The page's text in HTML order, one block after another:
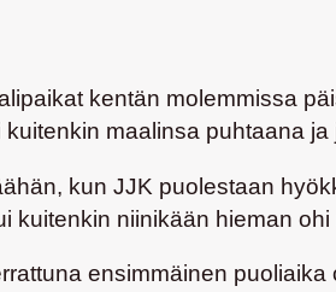
kentän molemmissa
maalinsa puhtaana
kun JJK puolestaan
kuitenkin niinikään hieman ohi
ensimmäinen